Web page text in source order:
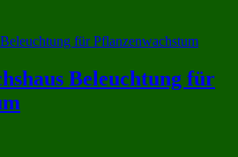
Beleuchtung für